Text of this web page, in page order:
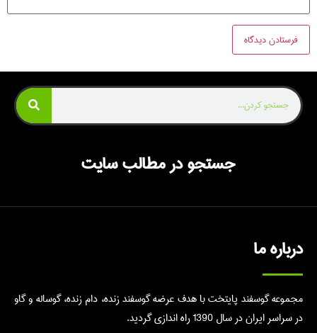
جستجو در مطالب سایت
درباره ما
مجموعه گوسفند پایتخت با هدف عرضه گوسفند زنده، دام زنده، گوساله و گاو
در سراسر ایران در سال 1390 راه اندازی گردید.